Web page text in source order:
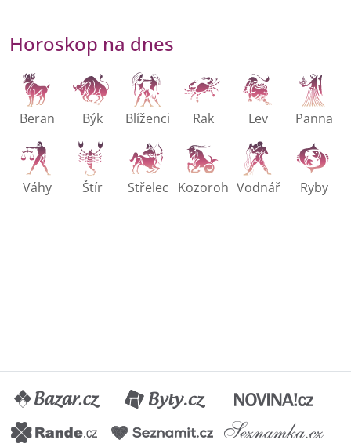
Horoskop na dnes
Beran Býk Blíženci Rak Lev Panna
Váhy Štír Střelec Kozoroh Vodnář Ryby